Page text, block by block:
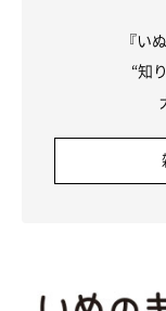
このバラマキ方式
『い
“知